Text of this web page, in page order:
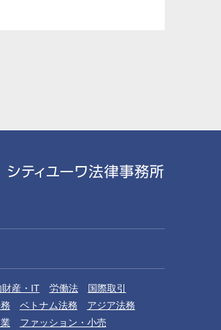
財産・IT 労働法
国際取引
ベトナム法務
アジア法務
ファッション・小売